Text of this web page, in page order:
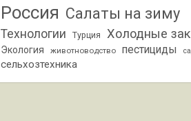
Россия Салаты на зиму
Технологии Турция Холодные
Экология животноводство пестициды
сельхозтехника